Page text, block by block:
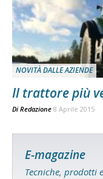
NOVITÀ DALLE AZIENDE
Il trattore più
Di Redazione 8 Aprile 2015
E-magazine
Tecniche, prodotti